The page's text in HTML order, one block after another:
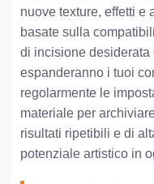
nuove texture, effetti e
basate sulla
di incisione desiderata
espanderanno i tuoi
regolarmente le
materiale per
risultati ripetibili e di
potenziale artistico in